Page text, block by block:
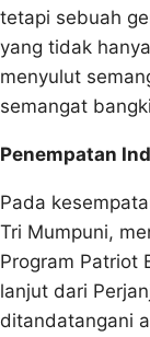
tetapi sebuah
yang tidak
menyulut
semangat
Penempatan
Pada
Tri Mumpuni,
Program Patriot
lanjut dari
ditandatangani